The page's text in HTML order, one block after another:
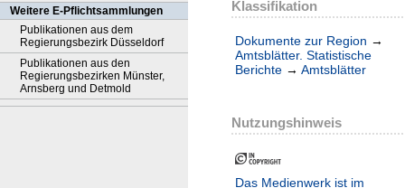
Weitere E-Pflichtsammlungen
Publikationen aus dem
Regierungsbezirk Düsseldorf
Publikationen aus den
Regierungsbezirken Münster,
Arnsberg und Detmold
Klassifikation
Dokumente zur Region →
Amtsblätter. Statistische
Berichte → Amtsblätter
Nutzungshinweis
Das Medienwerk ist im